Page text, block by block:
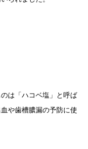
は「ハコベ塩」と呼ば
や歯槽膿漏の予防に使